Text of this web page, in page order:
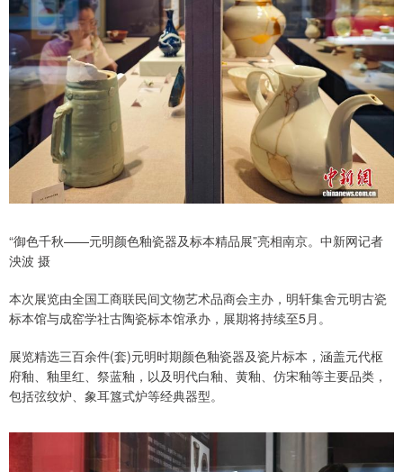
“御色千秋——元明颜色釉瓷器及标本精品展”亮相南京。中新网记者
泱波 摄
本次展览由全国工商联民间文物艺术品商会主办，明轩集舍元明古瓷
标本馆与成窑学社古陶瓷标本馆承办，展期将持续至5月。
展览精选三百余件(套)元明时期颜色釉瓷器及瓷片标本，涵盖元代枢
府釉、釉里红、祭蓝釉，以及明代白釉、黄釉、仿宋釉等主要品类，
包括弦纹炉、象耳簋式炉等经典器型。